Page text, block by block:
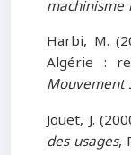
machinisme
Harbi, M.
Algérie :
Mouvement
Jouët, J.
des usages,